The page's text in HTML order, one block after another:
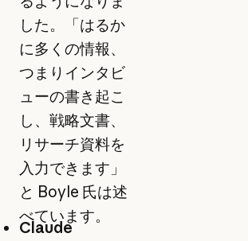
した。「はるか
に多くの情報、
つまりインタビ
ューの書き起こ
し、戦略文書、
リサーチ資料を
入力できます」
と Boyle 氏は述
べています。
Claude